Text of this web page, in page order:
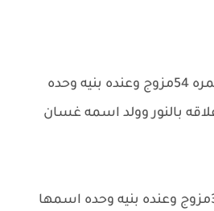
الاخ الوسطاني ماجد عمره 54مزوج وعنده بنيه وحده
بالنور وولد اسمه غسان
الاخ الصغير : هشام 37مزوج وعنده بنيه وحده اسمها